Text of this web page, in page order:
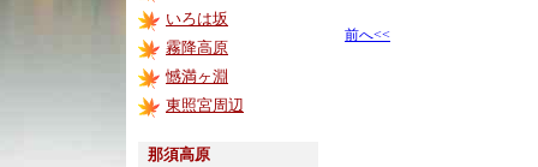
いろは坂
霧降高原
憾満ヶ淵
東照宮周辺
那須高原
前へ<<